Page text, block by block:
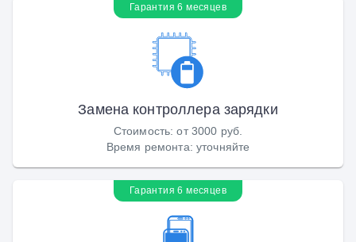
Гарантия 6 месяцев
Замена контроллера зарядки
Стоимость:от 3000 руб.
Время ремонта: уточняйте
Гарантия 6 месяцев